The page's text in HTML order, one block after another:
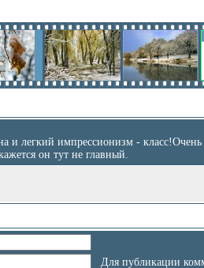
легкий импрессионизм - класс!Очень
он тут не главный.
Для публикации